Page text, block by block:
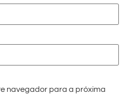
navegador para a próxima